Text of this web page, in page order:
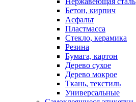
Бетон, кирпич
Асфальт
Пластмасса
Стекло, керамика
Резина
Бумага, картон
Дерево сухое
Дерево мокрое
Ткань, текстиль
Универсальные